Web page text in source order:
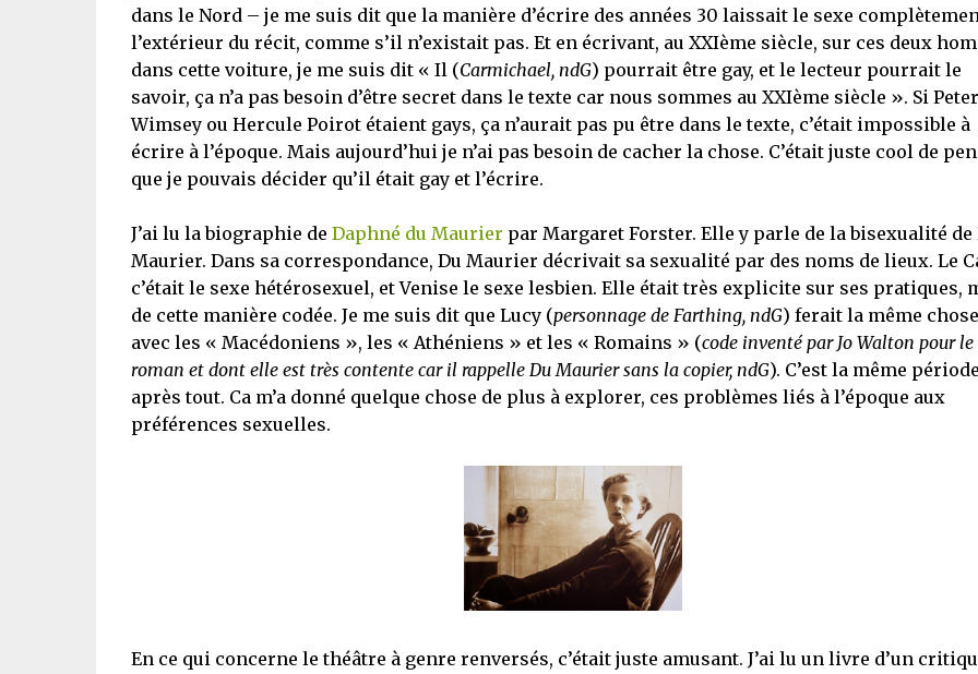
dans le Nord – je me suis dit que la manière d’écrire des années 30 laissait le sexe
l’extérieur du récit, comme s’il n’existait pas. Et en écrivant, au XXIème siècle, sur ces deux
dans cette voiture, je me suis dit « Il (Carmichael, ndG) pourrait être gay, et le lecteur pourrait le
savoir, ça n’a pas besoin d’être secret dans le texte car nous sommes au XXIème siècle ». Si Peter
Wimsey ou Hercule Poirot étaient gays, ça n’aurait pas pu être dans le texte, c’était impossible à
écrire à l’époque. Mais aujourd’hui je n’ai pas besoin de cacher la chose. C’était juste cool de
que je pouvais décider qu’il était gay et l’écrire.
J’ai lu la biographie de Daphné du Maurier par Margaret Forster. Elle y parle de la bisexualité de
Maurier. Dans sa correspondance, Du Maurier décrivait sa sexualité par des noms de lieux. Le
c’était le sexe hétérosexuel, et Venise le sexe lesbien. Elle était très explicite sur ses pratiques,
de cette manière codée. Je me suis dit que Lucy (personnage de Farthing, ndG) ferait la même chose
avec les « Macédoniens », les « Athéniens » et les « Romains » (code inventé par Jo Walton pour le
roman et dont elle est très contente car il rappelle Du Maurier sans la copier, ndG). C’est la même période
après tout. Ca m’a donné quelque chose de plus à explorer, ces problèmes liés à l’époque aux
préférences sexuelles.
En ce qui concerne le théâtre à genre renversés, c’était juste amusant. J’ai lu un livre d’un